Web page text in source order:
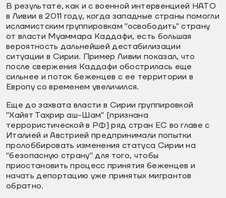
В результате, как и с военной интервенцией НАТО
в Ливии в 2011 году, когда западные страны помогли
исламистским группировкам "освободить" страну
от власти Муаммара Каддафи, есть большая
вероятность дальнейшей дестабилизации
ситуации в Сирии. Пример Ливии показал, что
после свержения Каддафи обострилась еще
сильнее и поток беженцев с ее территории в
Европу со временем увеличился.
Еще до захвата власти в Сирии группировкой
"Хайят Тахрир аш-Шам" [признана
террористической в РФ] ряд стран ЕС во главе с
Италией и Австрией предпринимали попытки
пролоббировать изменения статуса Сирии на
"безопасную страну" для того, чтобы
приостановить процесс принятия беженцев и
начать депортацию уже принятых мигрантов
обратно.